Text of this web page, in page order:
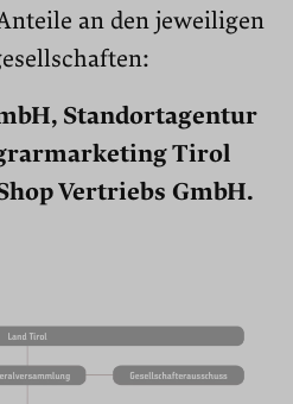
an den jeweiligen
Standortagentur
Tirol
Vertriebs GmbH.